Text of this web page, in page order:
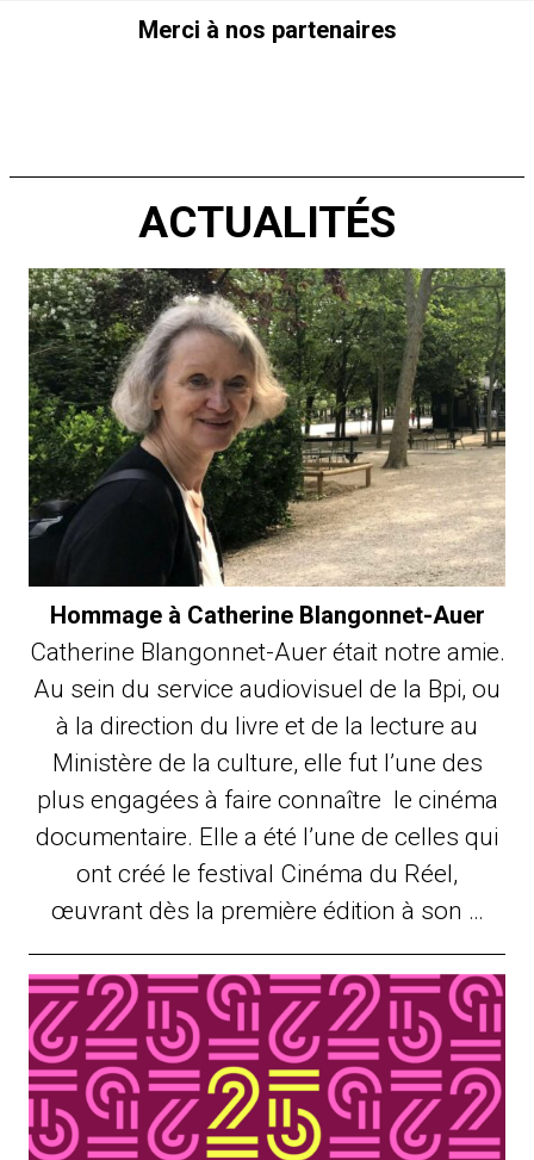
Merci à nos partenaires
ACTUALITÉS
Hommage à Catherine Blangonnet-Auer
Catherine Blangonnet-Auer était notre amie.
Au sein du service audiovisuel de la Bpi, ou
à la direction du livre et de la lecture au
Ministère de la culture, elle fut l’une des
plus engagées à faire connaître le cinéma
documentaire. Elle a été l’une de celles qui
ont créé le festival Cinéma du Réel,
œuvrant dès la première édition à son …